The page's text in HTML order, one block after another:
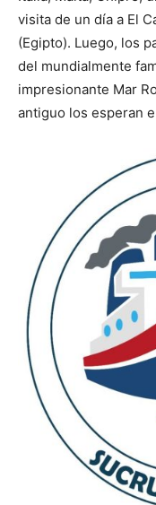
visita de un día a El
(Egipto). Luego, los
del mundialmente
impresionante Mar
antiguo los esperan